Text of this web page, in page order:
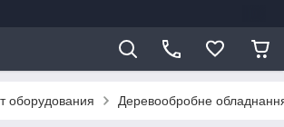
оборудования Деревообробне